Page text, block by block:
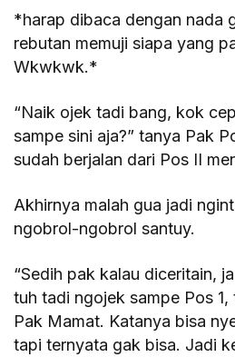
*harap dibaca dengan nada
rebutan memuji siapa yang
Wkwkwk.*
“Naik ojek tadi bang, kok
sampe sini aja?” tanya Pak
sudah berjalan dari Pos II
Akhirnya malah gua jadi
ngobrol-ngobrol santuy.
“Sedih pak kalau diceritain,
tuh tadi ngojek sampe Pos 1,
Pak Mamat. Katanya bisa
tapi ternyata gak bisa. Jadi